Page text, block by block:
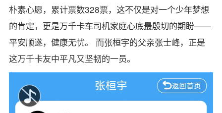
朴素心愿，累计票数328票，这不仅是对一个少年梦想
的肯定，更是万千卡车司机家庭心底最殷切的期盼——
平安顺遂，健康无忧。 而张桓宇的父亲张士峰，正是
这万千卡友中平凡又坚韧的一员。